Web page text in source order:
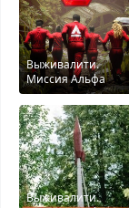
Выживалити.
Миссия Альфа
Выживалити.